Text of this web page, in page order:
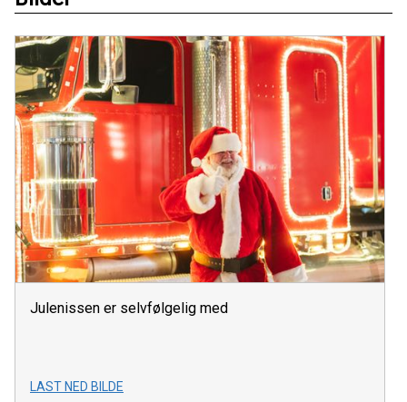
Julenissen er selvfølgelig med
LAST NED BILDE